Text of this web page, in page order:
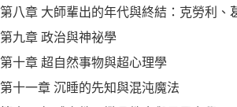
第八章 大師輩出的年代與終結：克勞利、
第九章 政治與神祕學
第十章 超自然事物與超心理學
第十一章 沉睡的先知與混沌魔法